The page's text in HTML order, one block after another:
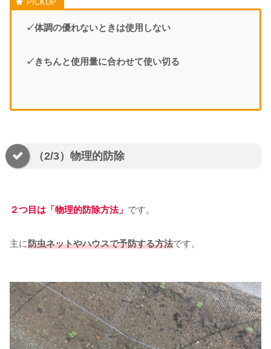
✓体調の優れないときは使用しない
✓きちんと使用量に合わせて使い切る
（2/3）物理的防除
２つ目は「物理的防除方法」 です。
主に防虫ネットやハウスで予防する方法です。